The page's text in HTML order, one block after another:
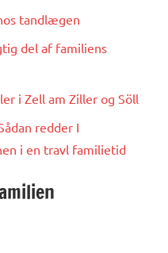
tandlægen
del af familiens
i Zell am Ziller og Söll
redder I
i en travl familietid